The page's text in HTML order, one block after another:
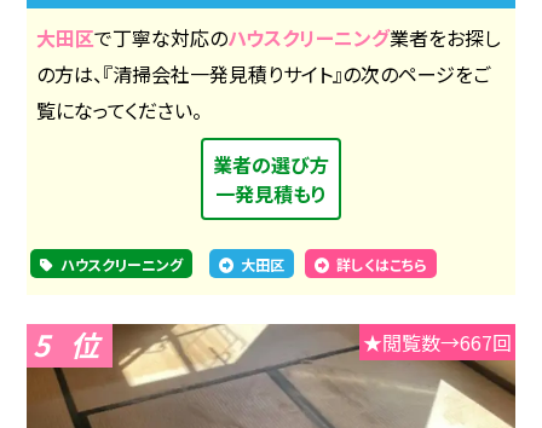
大田区で丁寧な対応のハウスクリーニング業者をお探し
の方は、『清掃会社一発見積りサイト』の次のページをご
覧になってください。
業者の選び方
一発見積もり
ハウスクリーニング 大田区 詳しくはこちら
5 ★閲覧数→667回